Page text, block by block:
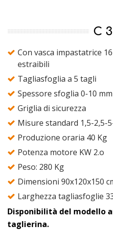
C
Con vasca impastatrice
estraibili
Tagliasfoglia a 5 tagli
Spessore sfoglia 0-10 mm
Griglia di sicurezza
Misure standard 1,5-2,5-
Produzione oraria 40 Kg
Potenza motore KW 2.o
Peso: 280 Kg
Dimensioni 90x120x150
Larghezza tagliasfoglie
Disponibilità del modello
taglierina.